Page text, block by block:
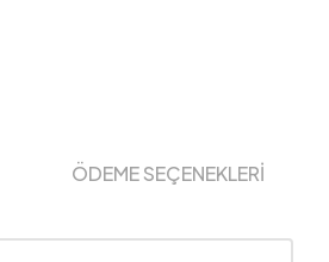
ÖDEME SEÇENEKLERİ